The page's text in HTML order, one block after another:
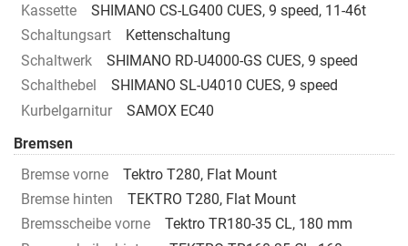
Kassette
SHIMANO CS-LG400 CUES, 9 speed, 11-46t
Schaltungsart
Kettenschaltung
Schaltwerk
SHIMANO RD-U4000-GS CUES, 9 speed
Schalthebel
SHIMANO SL-U4010 CUES, 9 speed
Kurbelgarnitur
SAMOX EC40
Bremsen
Bremse vorne
Tektro T280, Flat Mount
Bremse hinten
TEKTRO T280, Flat Mount
Bremsscheibe vorne
Tektro TR180-35 CL, 180 mm